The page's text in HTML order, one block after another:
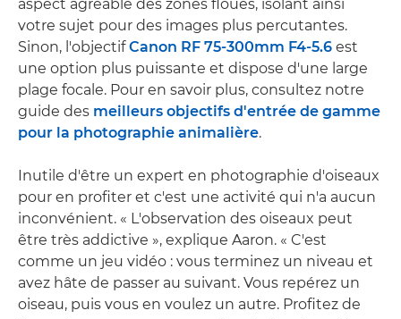
aspect agréable des zones floues, isolant ainsi
votre sujet pour des images plus percutantes.
Sinon, l'objectifCanon RF 75-300mm F4-5.6 est
une option plus puissante et dispose d'une large
plage focale. Pour en savoir plus, consultez notre
guide des meilleurs objectifs d'entrée de gamme
pour la photographie animalière.
Inutile d'être un expert en photographie d'oiseaux
pour en profiter et c'est une activité qui n'a aucun
inconvénient. « L'observation des oiseaux peut
être très addictive », explique Aaron. « C'est
comme un jeu vidéo : vous terminez un niveau et
avez hâte de passer au suivant. Vous repérez un
oiseau, puis vous en voulez un autre. Profitez de